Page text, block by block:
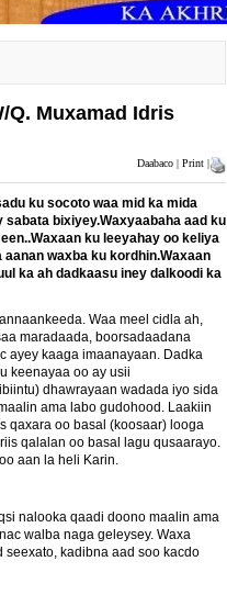
Q. Muxamad Idris
Daabaco | Print |
ku socoto waa mid ka mida
bixiyey.Waxyaabaha aad ku
ku leeyahay oo keliya
waxba ku kordhin.Waxaan
ka ah dadkaasu iney dalkoodi ka
Waa meel cidla ah,
maradaada, boorsadaadana
ayey kaaga imaanayaan. Dadka
keenayaa oo ay usii
dhawrayaan wadada iyo sida
ama labo gudohood. Laakiin
qaxara oo basal (koosaar) looga
qalalan oo basal lagu qusaarayo.
aan la heli Karin.
nalooka qaadi doono maalin ama
walba naga geleysey. Waxa
kadibna aad soo kacdo